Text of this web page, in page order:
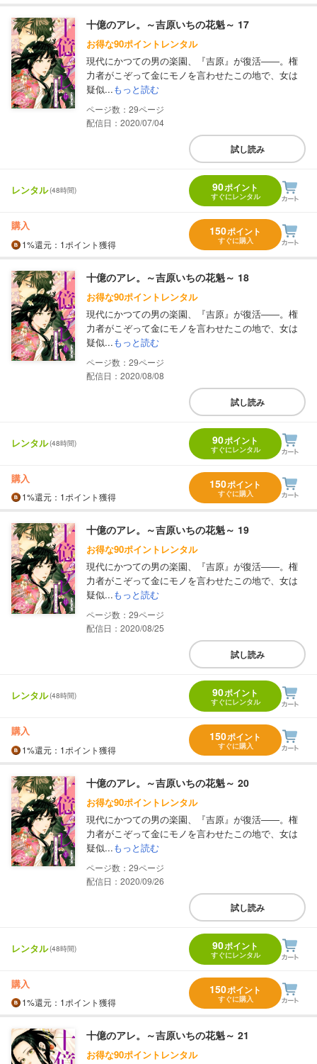
十億のアレ。～吉原いちの花魁～ 17
お得な90ポイントレンタル
現代にかつての男の楽園、『吉原』が復活――。権
力者がこぞって金にモノを言わせたこの地で、女は
疑似...もっと読む
29
配信日：2020/07/04
試し読み
レンタル(48時間) 90ポイント
すぐにレンタル
購入
1%還元 ：1ポイント獲得
150ポイント
すぐに購入
十億のアレ。～吉原いちの花魁～ 18
お得な90ポイントレンタル
現代にかつての男の楽園、『吉原』が復活――。権
力者がこぞって金にモノを言わせたこの地で、女は
疑似...もっと読む
29
配信日：2020/08/08
試し読み
レンタル(48時間) 90ポイント
すぐにレンタル
購入
1%還元 ：1ポイント獲得
150ポイント
すぐに購入
十億のアレ。～吉原いちの花魁～ 19
お得な90ポイントレンタル
現代にかつての男の楽園、『吉原』が復活――。権
力者がこぞって金にモノを言わせたこの地で、女は
疑似...もっと読む
29
配信日：2020/08/25
試し読み
レンタル(48時間) 90ポイント
すぐにレンタル
購入
1%還元 ：1ポイント獲得
150ポイント
すぐに購入
十億のアレ。～吉原いちの花魁～ 20
お得な90ポイントレンタル
現代にかつての男の楽園、『吉原』が復活――。権
力者がこぞって金にモノを言わせたこの地で、女は
疑似...もっと読む
29
配信日：2020/09/26
試し読み
レンタル(48時間) 90ポイント
すぐにレンタル
購入
1%還元 ：1ポイント獲得
150ポイント
すぐに購入
十億のアレ。～吉原いちの花魁～ 21
お得な90ポイントレンタル